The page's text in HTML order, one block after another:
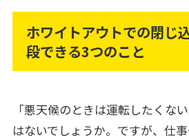
ホワイトアウトでの閉じ
段できる3つのこと
「悪天候のときは運転したくな
はないでしょうか。ですが、仕